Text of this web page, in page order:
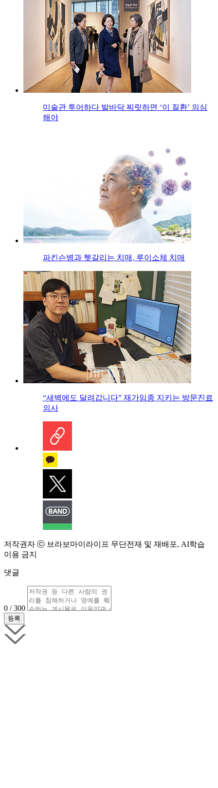
미술관 투어하다 발바닥 찌릿하면 ‘이 질환’ 의심
해야
파킨슨병과 헷갈리는 치매, 루이소체 치매
“새벽에도 달려갑니다” 재가임종 지키는 방문진료
의사
저작권자 ⓒ 브라보마이라이프 무단전재 및 재배포, AI학습
이용 금지
댓글
0 / 300